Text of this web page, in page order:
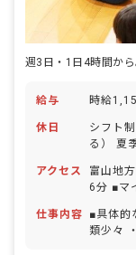
週3日・1日4時間か
給与 時給
休日
シフト
る） 夏
／取得
5日以上
育児休
100％）
アクセス
富山地
6分 ■マイカー・バイク・自転車通勤
きな川
ている
仕事内容
■具体的
類少々 ・掃